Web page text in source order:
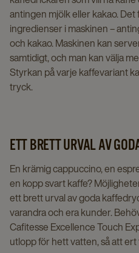
antingen mjölk eller kakao. Det
ingredienser i maskinen –
och kakao. Maskinen kan
samtidigt, och man kan välja
Styrkan på varje kaffevariant
tryck.
ETT BRETT URVAL AV
En krämig cappuccino, en
en kopp svart kaffe?
ett brett urval av goda
varandra och era kunder.
Cafitesse Excellence Touch
utlopp för hett vatten, så att